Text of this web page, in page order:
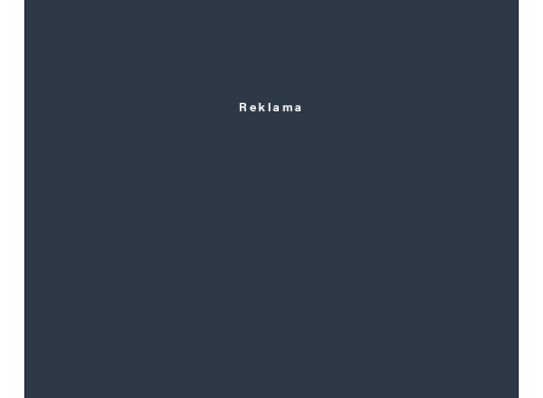
Reklama